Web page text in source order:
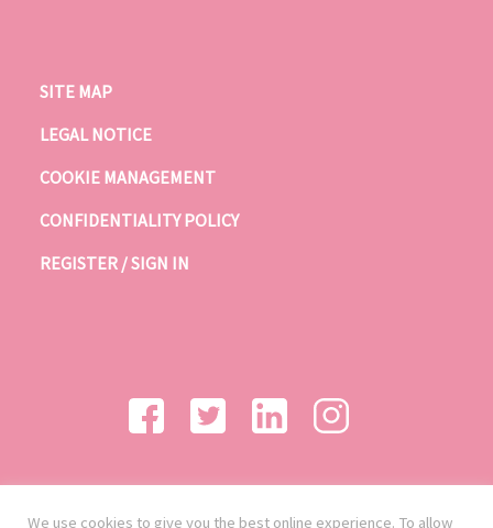
SITE MAP
LEGAL NOTICE
COOKIE MANAGEMENT
CONFIDENTIALITY POLICY
REGISTER / SIGN IN
We use cookies to give you the best online experience. To allow